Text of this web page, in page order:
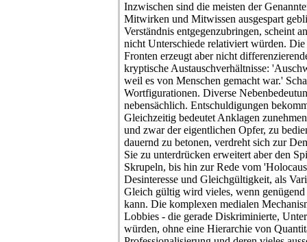
Inzwischen sind die meisten der
Mitwirken und Mitwissen ausgespart
Verständnis entgegenzubringen, scheint
nicht Unterschiede relativiert würden.
Fronten erzeugt aber nicht
kryptische Austauschverhältnisse:
weil es von Menschen gemacht war.'
Wortfigurationen. Diverse
nebensächlich. Entschuldigungen
Gleichzeitig bedeutet Anklagen
und zwar der eigentlichen Opfer, zu
dauernd zu betonen, verdreht sich zur
Sie zu unterdrücken erweitert aber den
Skrupeln, bis hin zur Rede vom
Desinteresse und Gleichgültigkeit, als
Gleich gültig wird vieles, wenn
kann. Die komplexen medialen
Lobbies - die gerade Diskriminierte,
würden, ohne eine Hierarchie von